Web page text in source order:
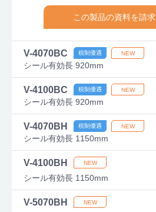
この製品の資料を請求
V-4070BC
シール有効長 920mm
V-4100BC
シール有効長 920mm
V-4070BH
シール有効長 1150mm
V-4100BH
シール有効長 1150mm
V-5070BH